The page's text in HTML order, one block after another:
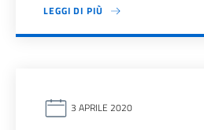
LEGGI DI PIÙ
3 APRILE 2020